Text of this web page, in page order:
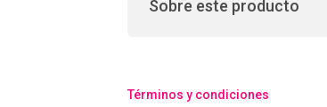
Sobre este producto
Términos y condiciones